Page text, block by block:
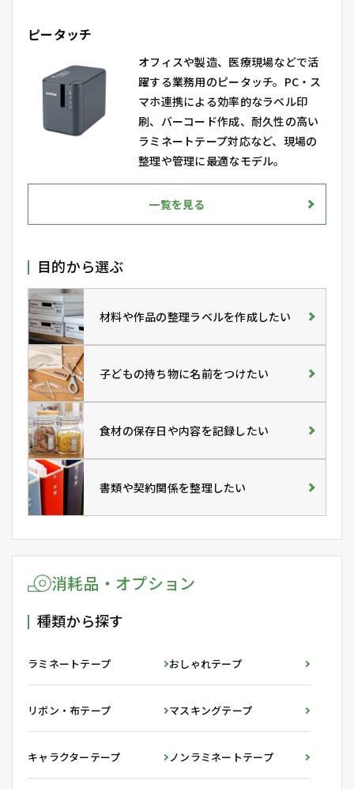
ピータッチ
オフィスや製造、医療現場などで活
躍する業務用のピータッチ。PC・ス
マホ連携による効率的なラベル印
刷、バーコード作成、耐久性の高い
ラミネートテープ対応など、現場の
整理や管理に最適なモデル。
一覧を見る
目的から選ぶ
材料や作品の整理ラベルを作成したい
子どもの持ち物に名前をつけたい
食材の保存日や内容を記録したい
書類や契約関係を整理したい
消耗品・オプション
種類から探す
ラミネートテープ おしゃれテープ
リボン・布テープ マスキングテープ
キャラクターテープ ノンラミネートテープ